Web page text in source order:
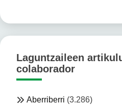
Laguntzaileen
colaborador
Aberriberri (3.286)